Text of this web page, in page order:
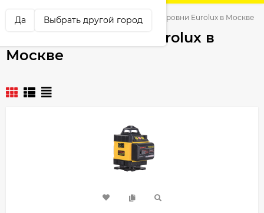
Да Выбрать другой город
Электроинструмент Лазерные уровни Eurolux в Москве
Лазерные уровни Eurolux в
Москве